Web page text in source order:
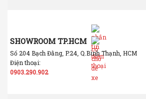
SHOWROOM TP.HCM
Số 204 Bạch Đằng, P.24, Q.Bình Thạnh, HCM
Điện thoại:
0903.290.902